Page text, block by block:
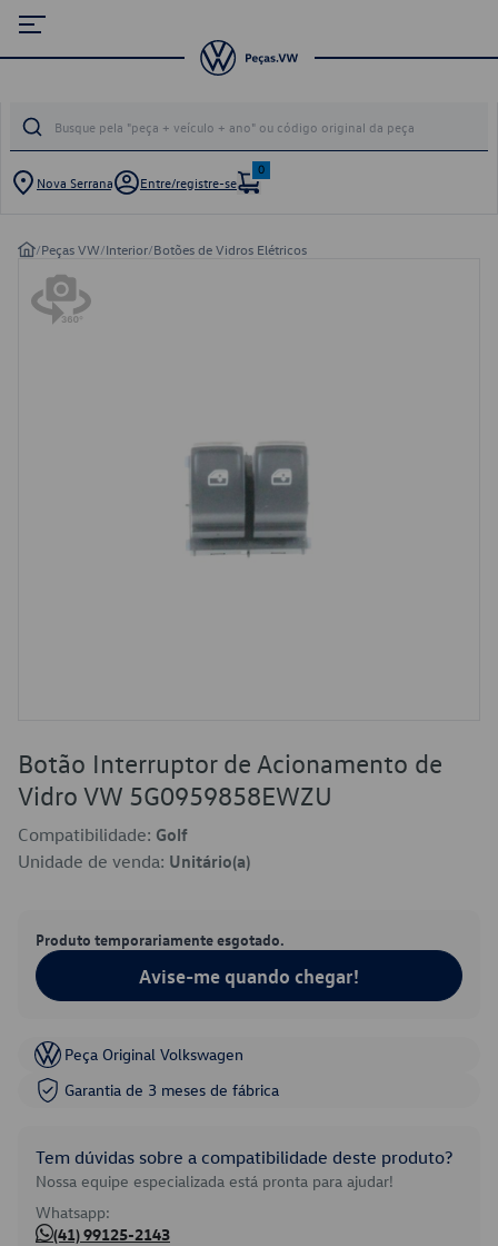
Nova Serrana Entre/registre-se
0
/Peças VW/Interior/Botões de Vidros Elétricos
Botão Interruptor de Acionamento de
Vidro VW 5G0959858EWZU
Compatibilidade: Golf
Unidade de venda: Unitário(a)
Produto temporariamente esgotado.
Avise-me quando chegar!
Peça Original Volkswagen
Garantia de 3 meses de fábrica
Tem dúvidas sobre a compatibilidade deste produto?
Nossa equipe especializada está pronta para ajudar!
Whatsapp:
(41) 99125-2143